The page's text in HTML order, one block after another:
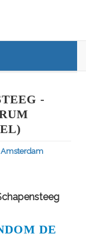
-
Amsterdam
DE